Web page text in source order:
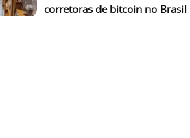
corretoras de bitcoin no Brasil